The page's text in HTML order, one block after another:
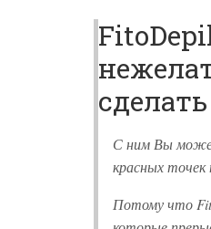
С ним Вы
красных точек
Потому что